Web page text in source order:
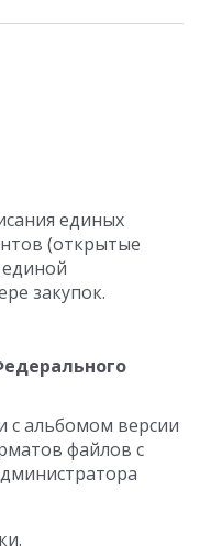
единых
(открытые
закупок.
с альбомом версии
файлов с